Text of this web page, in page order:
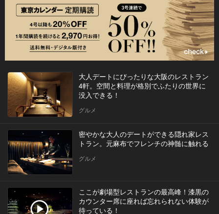
大人デートにぴったりな大阪のレストラン
4軒。空間と料理が格別でふたりの世界に
没入できる！
グルメ
密やかな大人のデートができる隠れ家レス
トラン。元麻布でフレンチの神髄に触れる
グルメ
ここが劇場型レストランの最高峰！漆黒の
カウンター席に座れば忘れられない体験が
待っている！